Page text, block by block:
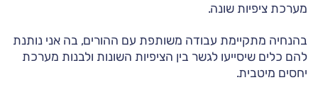
מערכת ציפיות שונה.
בהנחיה מתקיימת עבודה משותפת עם ההורים, בה אני נותנת
להם כלים שיסייעו לגשר בין הציפיות השונות ולבנות מערכת
יחסים מיטבית.